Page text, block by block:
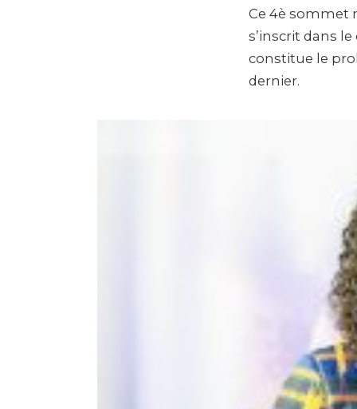
Ce 4è sommet
s’inscrit dans
constitue le
dernier.